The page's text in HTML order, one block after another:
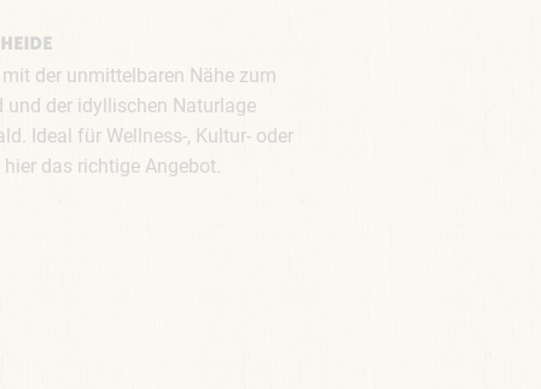
der unmittelbaren Nähe zum
und der idyllischen Naturlage
Ideal für Wellness-, Kultur- oder
das richtige Angebot.